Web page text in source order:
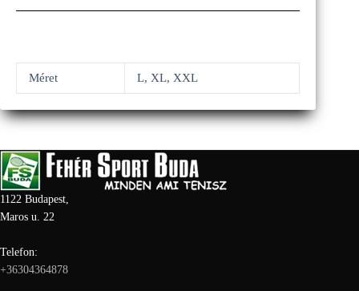
Méret L, XL, XXL
1122 Budapest,
Maros u. 22
Telefon:
+36304364878